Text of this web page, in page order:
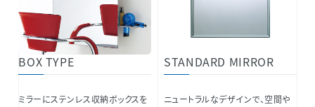
BOX TYPE
ミラーにステンレス収納ボックスを
STANDARD MIRROR
ニュートラルなデザインで、空間や